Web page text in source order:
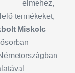
elméhez,
termékeket,
Miskolc